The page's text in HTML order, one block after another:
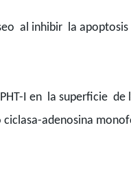
al inhibir la
I en la superficie
adenosina